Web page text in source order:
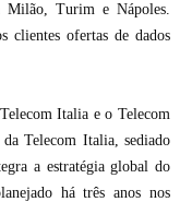
Milão, Turim e Nápoles.
clientes ofertas de dados
Italia e o Telecom
Telecom Italia, sediado
a estratégia global do
há três anos nos